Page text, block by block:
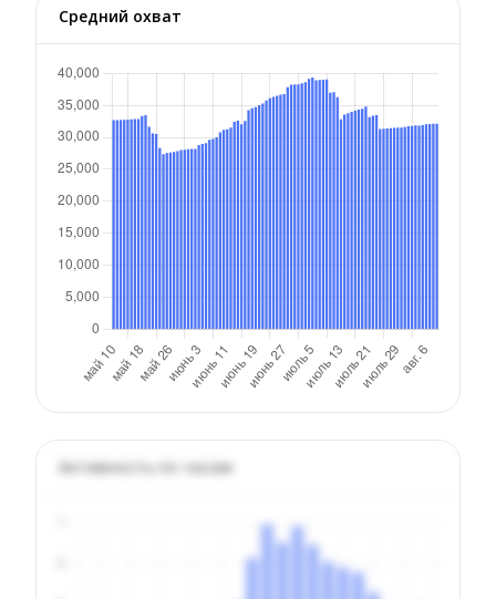
Средний охват
Активность по часам